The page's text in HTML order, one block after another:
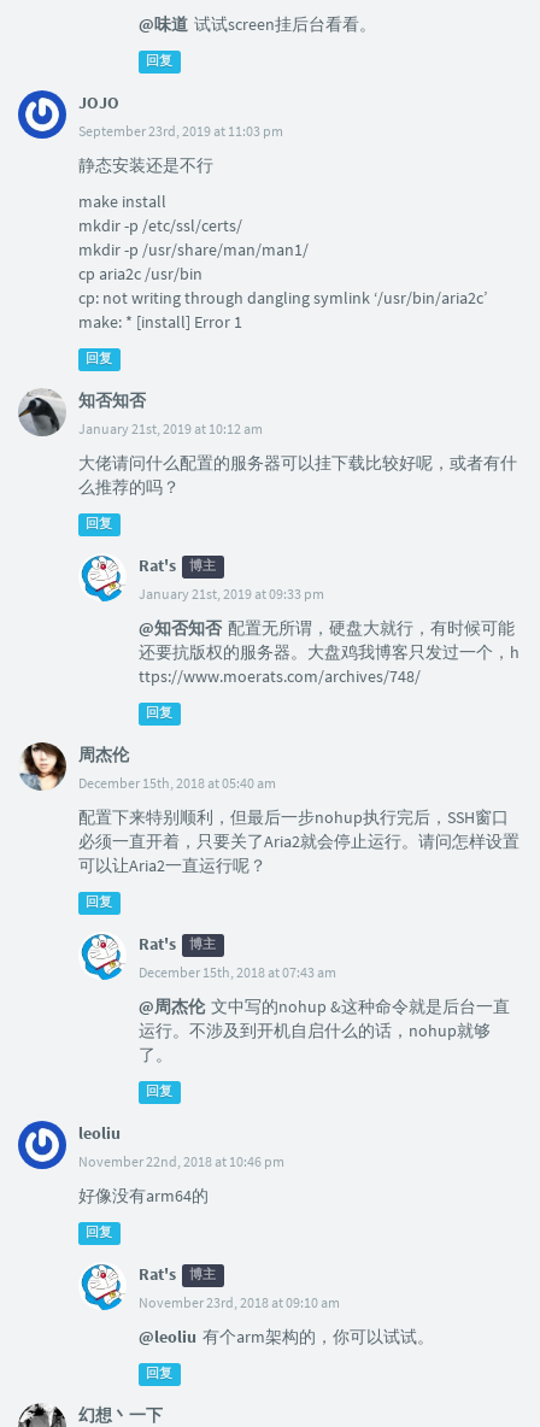
@味道 试试screen挂后台看看。
回复
JOJO
September 23rd, 2019 at 11:03 pm
静态安装还是不行
make install
mkdir -p /etc/ssl/certs/
mkdir -p /usr/share/man/man1/
cp aria2c /usr/bin
cp: not writing through dangling symlink ‘/usr/bin/aria2c’
make: * [install] Error 1
回复
知否知否
January 21st, 2019 at 10:12 am
大佬请问什么配置的服务器可以挂下载比较好呢，或者有什
么推荐的吗？
回复
Rat's 博主
January 21st, 2019 at 09:33 pm
@知否知否 配置无所谓，硬盘大就行，有时候可能
还要抗版权的服务器。大盘鸡我博客只发过一个，h
ttps://www.moerats.com/archives/748/
回复
周杰伦
December 15th, 2018 at 05:40 am
配置下来特别顺利，但最后一步nohup执行完后，SSH窗口
必须一直开着，只要关了Aria2就会停止运行。请问怎样设置
可以让Aria2一直运行呢？
回复
Rat's 博主
December 15th, 2018 at 07:43 am
@周杰伦 文中写的nohup &这种命令就是后台一直
运行。不涉及到开机自启什么的话，nohup就够
了。
回复
leoliu
November 22nd, 2018 at 10:46 pm
好像没有arm64的
回复
Rat's 博主
November 23rd, 2018 at 09:10 am
@leoliu 有个arm架构的，你可以试试。
回复
幻想丶一下